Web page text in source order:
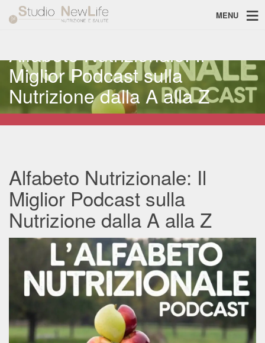
MENU
Alfabeto Nutrizionale: Il
Miglior Podcast sulla
Nutrizione dalla A alla Z
Alfabeto Nutrizionale: Il
Miglior Podcast sulla
Nutrizione dalla A alla Z